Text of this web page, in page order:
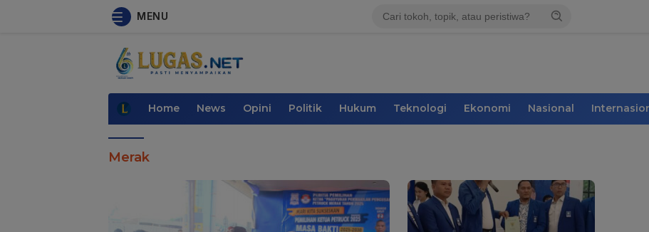
MENU
Home News Opini Politik Hukum Teknologi Ekonomi Nasional
Merak